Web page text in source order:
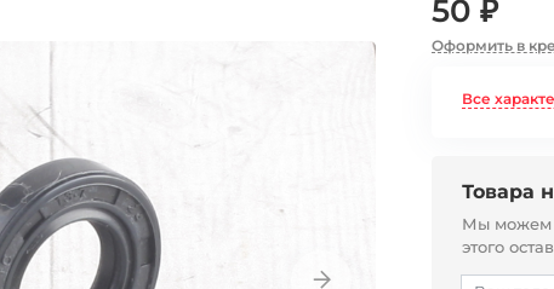
50 ₽
Оформить в
Все
Товара
Мы можем
этого